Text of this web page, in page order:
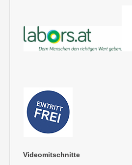
Videomitschnitte